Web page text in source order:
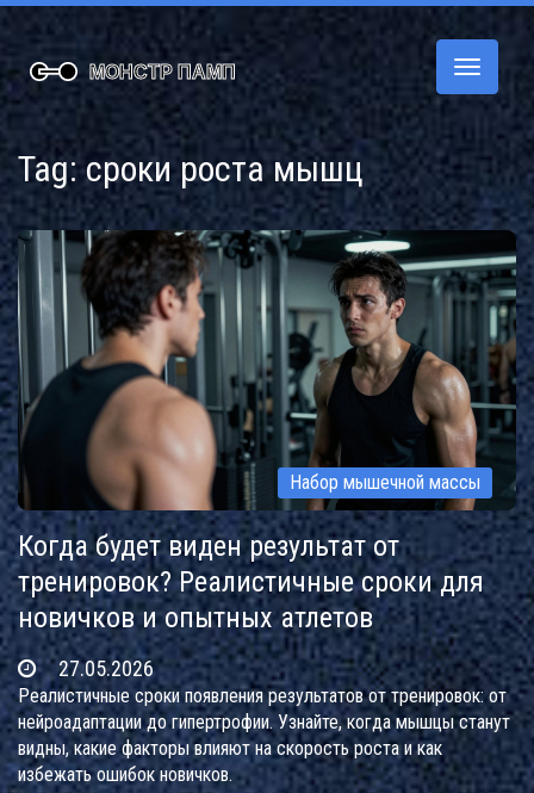
Tag: сроки роста мышц
Набор мышечной массы
Когда будет виден результат от
тренировок? Реалистичные сроки для
новичков и опытных атлетов
27.05.2026
Реалистичные сроки появления результатов от тренировок: от
нейроадаптации до гипертрофии. Узнайте, когда мышцы станут
видны, какие факторы влияют на скорость роста и как
избежать ошибок новичков.